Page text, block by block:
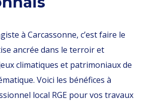
à Carcassonne, c’est faire le
ancrée dans le terroir et
climatiques et patrimoniaux de
Voici les bénéfices à
local RGE pour vos travaux